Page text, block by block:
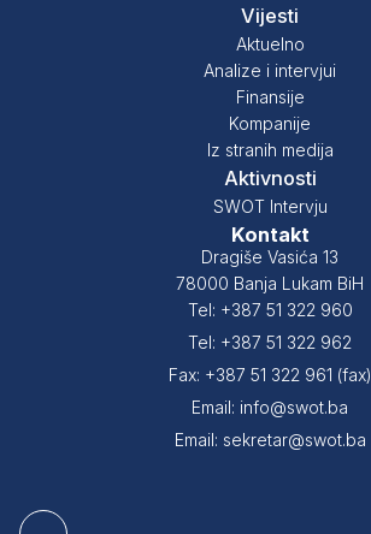
Vijesti
Aktuelno
Analize i intervjui
Finansije
Kompanije
Iz stranih medija
Aktivnosti
SWOT Intervju
Kontakt
Dragiše Vasića 13
78000 Banja Lukam BiH
Tel: +387 51 322 960
Tel: +387 51 322 962
Fax: +387 51 322 961 (fax)
Email: info@swot.ba
Email: sekretar@swot.ba